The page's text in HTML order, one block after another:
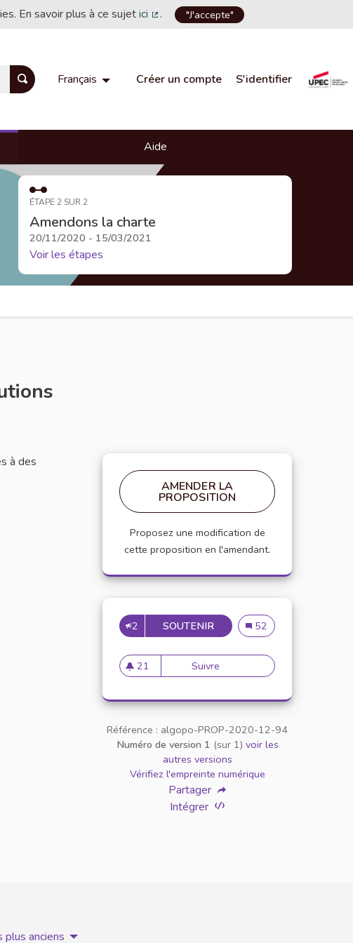
En savoir plus à ce sujetici
(Lien externe)
. "J'accepte"
Français Choisir la langueChoose language
Créer un compte S'identifier
Aide
ÉTAPE 2 SUR 2
Amendons la charte
20/11/2020 - 15/03/2021
Voir les étapes
à des
AMENDER LA
PROPOSITION
Proposez une modification de
cette proposition en l'amendant.
2 SOUTENIR CRÉATION D'UN
Création d'un
52
21
21 abonnés
Suivre Création d'un département
Référence : algopo-PROP-2020-12-94
Numéro de version 1 (sur 1) voir les
autres versions
Vérifiez l'empreinte numérique
Partager
Intégrer
plus anciens